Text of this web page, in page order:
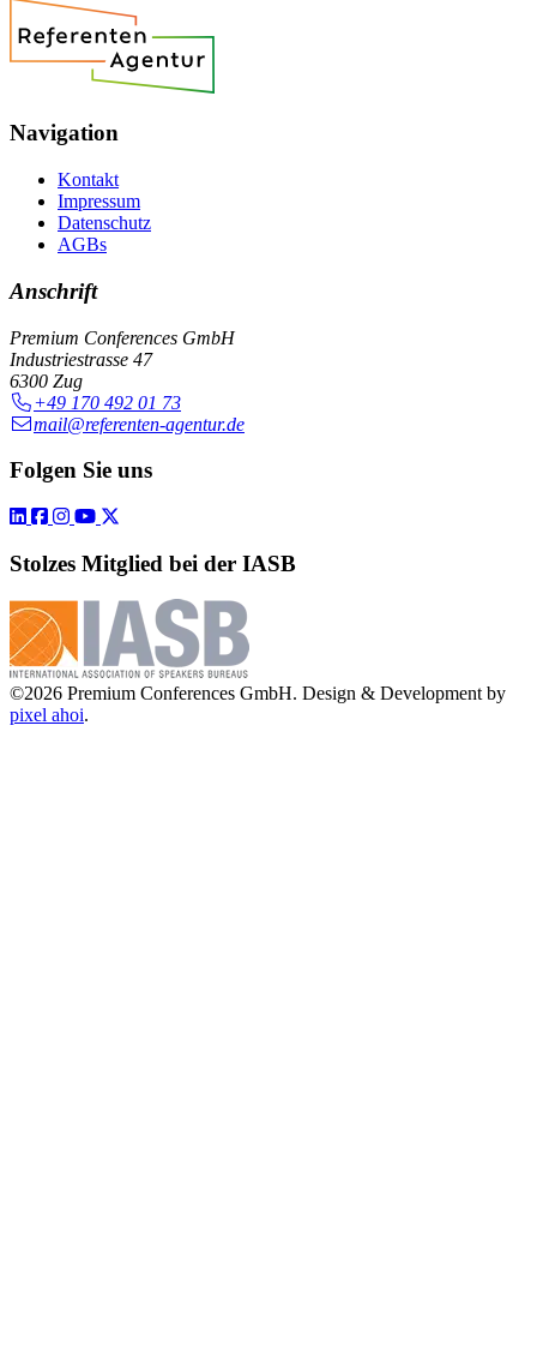
Navigation
Kontakt
Impressum
Datenschutz
AGBs
Anschrift
Premium Conferences GmbH
Industriestrasse 47
6300 Zug
+49 170 492 01 73
mail@referenten-agentur.de
Folgen Sie uns
Stolzes Mitglied bei der IASB
©2026 Premium Conferences GmbH. Design & Development by
pixel ahoi.